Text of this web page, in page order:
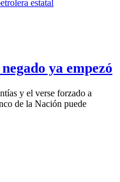
ya empezó
y el verse forzado a
de la Nación puede